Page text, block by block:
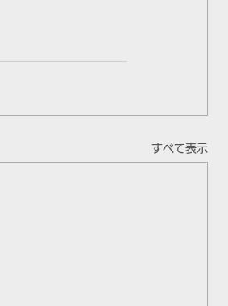
すべて表示